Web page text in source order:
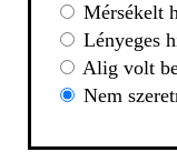
Mérsékelt
Lényeges
Alig volt
Nem